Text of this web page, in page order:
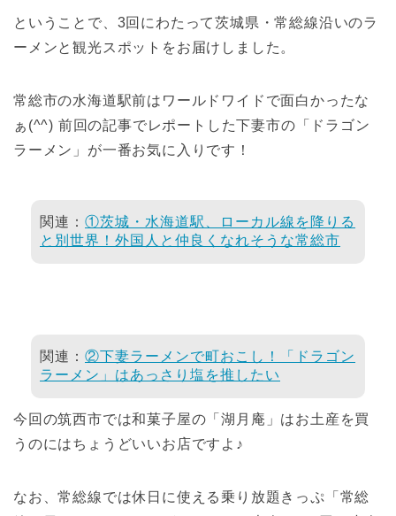
ということで、3回にわたって茨城県・常総線沿いのラ
ーメンと観光スポットをお届けしました。
常総市の水海道駅前はワールドワイドで面白かったな
ぁ(^^) 前回の記事でレポートした下妻市の「ドラゴン
ラーメン」が一番お気に入りです！
関連： ①茨城・水海道駅、ローカル線を降りる
と別世界！外国人と仲良くなれそうな常総市
関連： ②下妻ラーメンで町おこし！「ドラゴン
ラーメン」はあっさり塩を推したい
今回の筑西市では和菓子屋の「湖月庵」はお土産を買
うのにはちょうどいいお店ですよ♪
なお、常総線では休日に使える乗り放題きっぷ「常総